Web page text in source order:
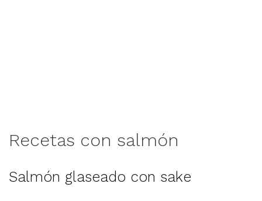
Recetas con salmón
Salmón glaseado con sake